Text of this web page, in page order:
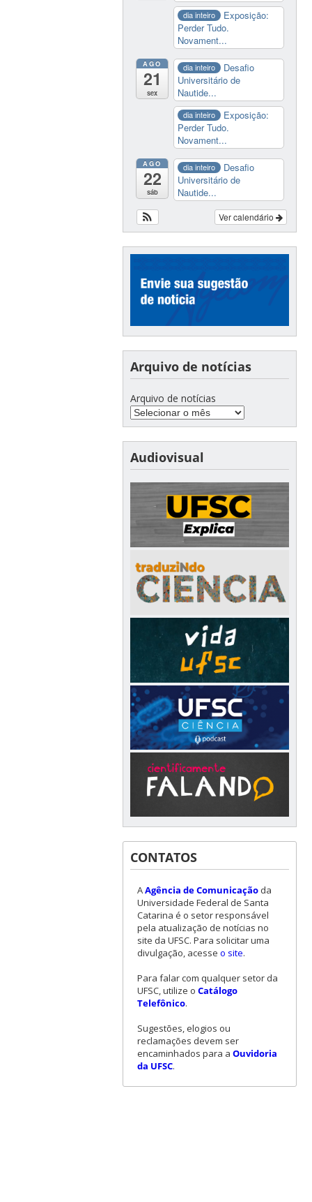
dia inteiro
Exposição:
Perder Tudo.
Novament...
AGO
21
sex
dia inteiro
Desafio
Universitário de
Nautide...
dia inteiro
Exposição:
Perder Tudo.
Novament...
AGO
22
sáb
dia inteiro
Desafio
Universitário de
Nautide...
Ver calendário
Arquivo de notícias
Arquivo de notícias
Audiovisual
CONTATOS
AAgência de Comunicaçãoda
Universidade Federal de Santa
Catarina é o setor responsável
pela atualização de notícias no
site da UFSC. Para solicitar uma
divulgação, acesse o site.
Para falar com qualquer setor da
UFSC, utilize o Catálogo
Telefônico.
Sugestões, elogios ou
reclamações devem ser
encaminhados para a Ouvidoria
da UFSC.